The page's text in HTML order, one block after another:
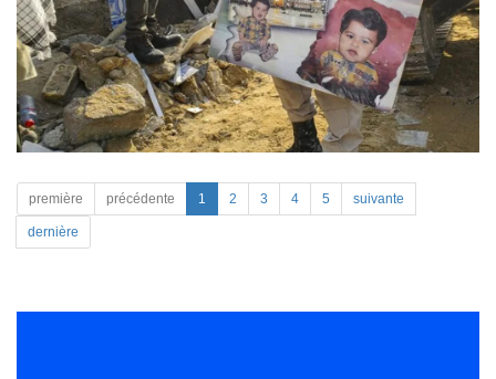
première précédente 1 2 3 4 5 suivante
dernière